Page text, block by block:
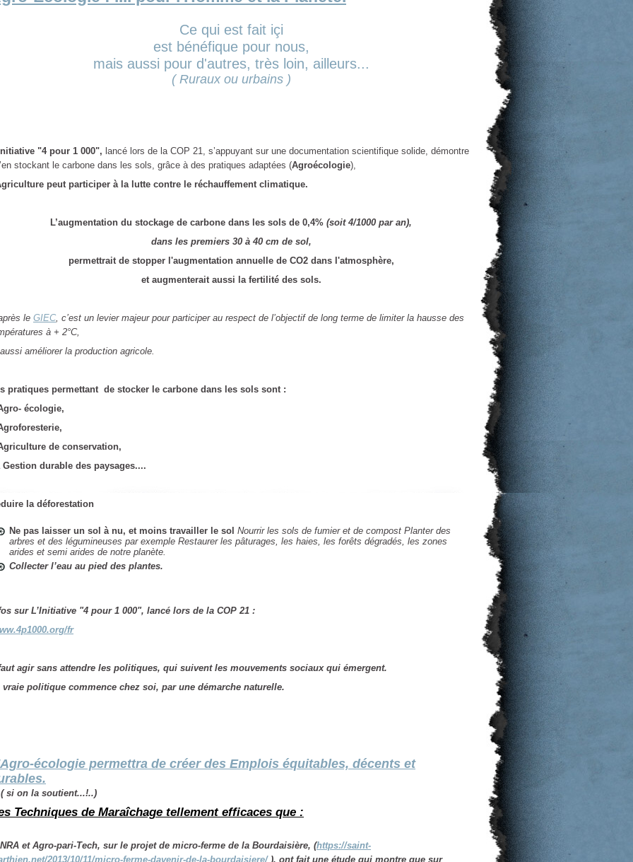
Ce qui est fait içi
est bénéfique pour nous,
mais aussi pour d'autres, très loin, ailleurs...
( Ruraux ou urbains )
"4 pour 1 000", lancé lors de la COP 21, s’appuyant sur une documentation scientifique solide, démontre
stockant le carbone dans les sols, grâce à des pratiques adaptées (Agroécologie),
peut participer à la lutte contre le réchauffement climatique.
L’augmentation du stockage de carbone dans les sols de 0,4% (soit 4/1000 par an),
dans les premiers 30 à 40 cm de sol,
permettrait de stopper l'augmentation annuelle de CO2 dans l'atmosphère,
et augmenterait aussi la fertilité des sols.
le GIEC, c’est un levier majeur pour participer au respect de l’objectif de long terme de limiter la hausse des
à + 2°C,
améliorer la production agricole.
pratiques permettant de stocker le carbone dans les sols sont :
écologie,
de conservation,
Gestion durable des paysages....
la déforestation
Ne pas laisser un sol à nu, et moins travailler le sol Nourrir les sols de fumier et de compost Planter des
arbres et des légumineuses par exemple Restaurer les pâturages, les haies, les forêts dégradés, les zones
arides et semi arides de notre planète.
Collecter l’eau au pied des plantes.
surL’Initiative "4 pour 1 000", lancé lors de la COP 21 :
fr
agir sans attendre les politiques, qui suivent les mouvements sociaux qui émergent.
vraie politique commence chez soi, par une démarche naturelle.
écologie permettra de créer des Emplois équitables, décents et
on la soutient...!..)
Techniques de Maraîchage tellement efficaces que :
et Agro-pari-Tech, sur le projet de micro-ferme de la Bourdaisière, (https://saint-
2013/10/11/micro-ferme-davenir-de-la-bourdaisiere/), ont fait une étude qui montre que sur